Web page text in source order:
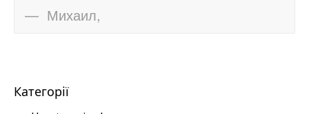
Михаил,
Категорії